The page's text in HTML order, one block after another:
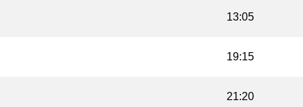
13:05
19:15
21:20